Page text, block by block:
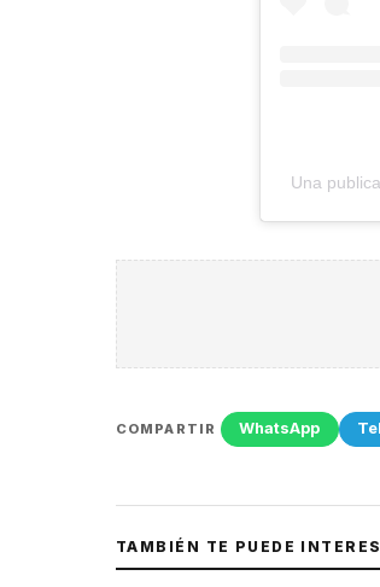
Una
COMPARTIR WhatsApp
TAMBIÉN TE PUEDE